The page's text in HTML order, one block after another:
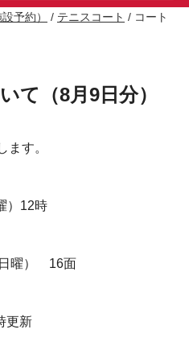
予約） / テニスコート / コート
て（8月9日分）
ます。
）12時
日曜） 16面
更新